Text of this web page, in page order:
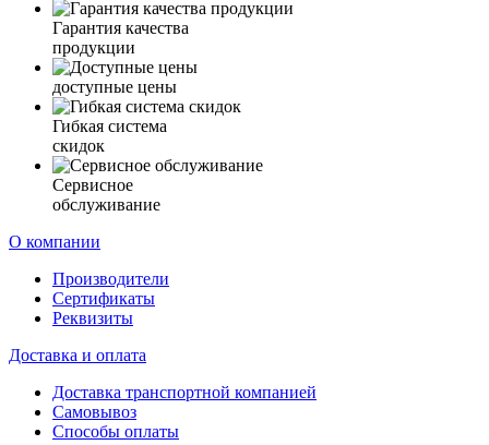
Гарантия качества
продукции
доступные цены
Гибкая система
скидок
Сервисное
обслуживание
О компании
Производители
Сертификаты
Реквизиты
Доставка и оплата
Доставка транспортной компанией
Самовывоз
Способы оплаты